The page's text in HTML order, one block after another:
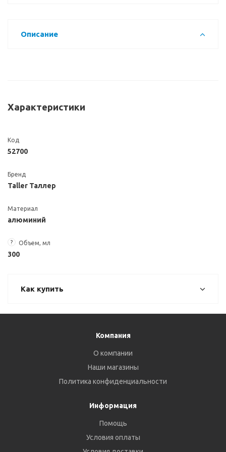
Описание
Характеристики
Код
52700
Бренд
Taller Таллер
Материал
алюминий
? Объем, мл
300
Как купить
Компания
О компании
Наши магазины
Политика конфиденциальности
Информация
Помощь
Условия оплаты